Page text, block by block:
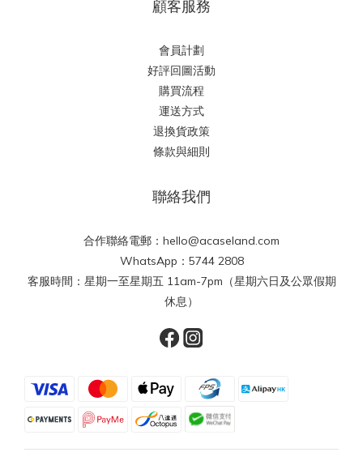
顧客服務
會員計劃
好評回圖活動
購買流程
運送方式
退換貨政策
條款與細則
聯絡我們
合作聯絡電郵：hello@acaseland.com
WhatsApp：5744 2808
客服時間：星期一至星期五 11am-7pm（星期六日及公眾假期
休息）